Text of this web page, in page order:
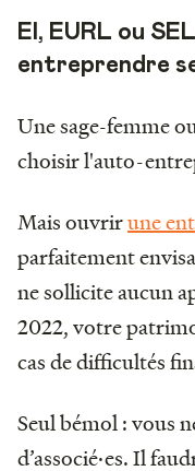
EI, EURL ou
entreprendre
Une sage-femme
choisir l'auto-
Mais ouvrirune
parfaitement
ne sollicite aucun
2022, votre
cas de difficultés
Seul bémol : vous
d’associé·es. Il